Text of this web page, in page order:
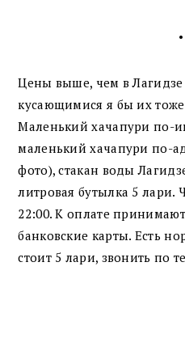
•
Цены выше, чем в Лагидзе
кусающимися я бы их
Маленький хачапури по-
маленький хачапури по-
фото), стакан воды
литровая бутылка 5 лари.
22:00. К оплате
банковские карты. Есть
стоит 5 лари, звонить по